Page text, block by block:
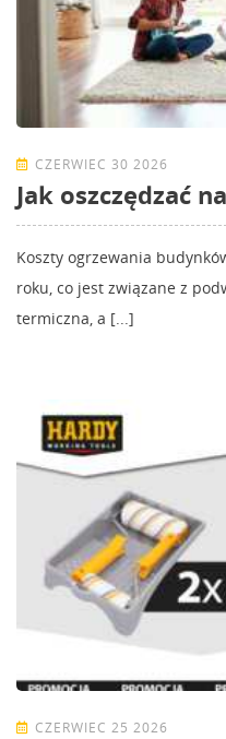
CZERWIEC 30 2026
Jak oszczędzać
Koszty ogrzewania
roku, co jest związane z
termiczna, a [...]
CZERWIEC 25 2026